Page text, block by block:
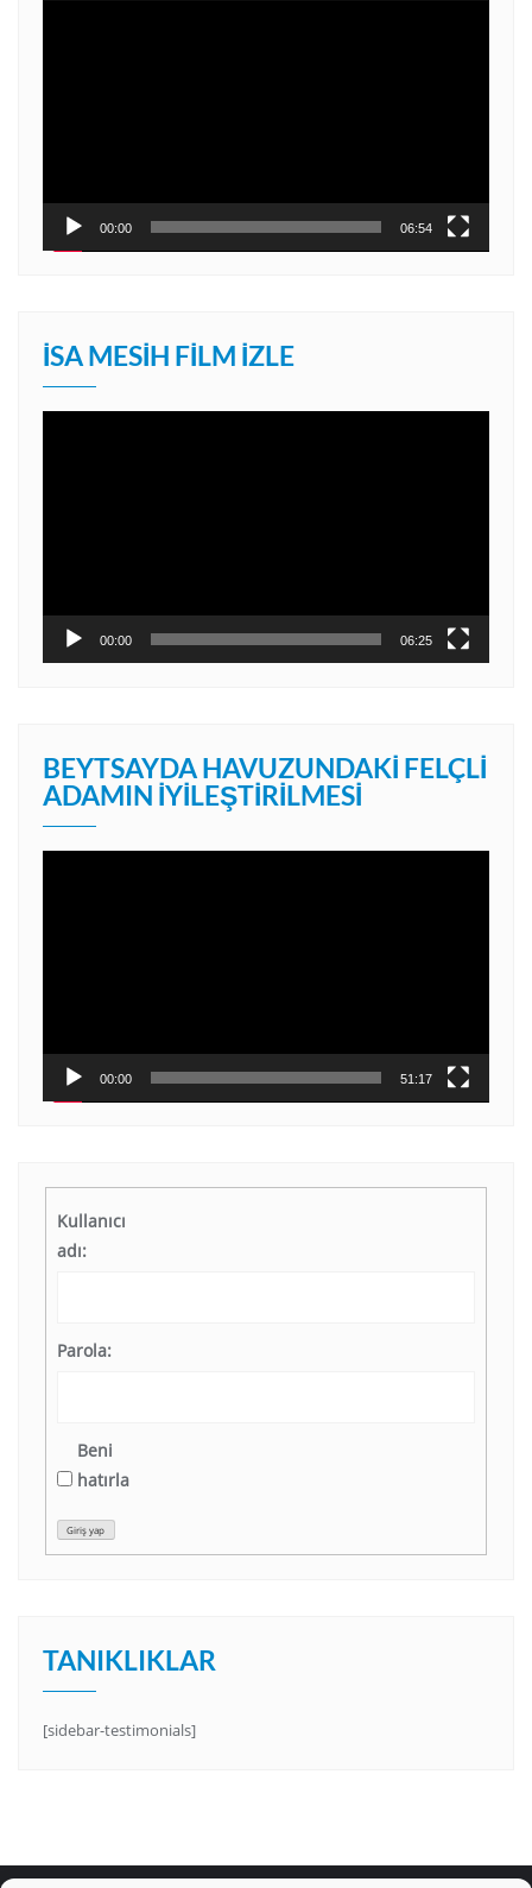
00:00 06:54
İSA MESIH FILM İZLE
00:00 06:25
BEYTSAYDA HAVUZUNDAKI FELÇLI
ADAMIN İYILEŞTIRILMESI
00:00 51:17
Kullanıcı
adı:
Parola:
Beni
hatırla
Giriş yap
TANIKLIKLAR
[sidebar-testimonials]